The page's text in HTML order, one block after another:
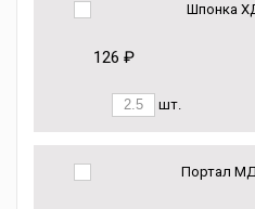
Шпонка
126 ₽
шт.
Портал